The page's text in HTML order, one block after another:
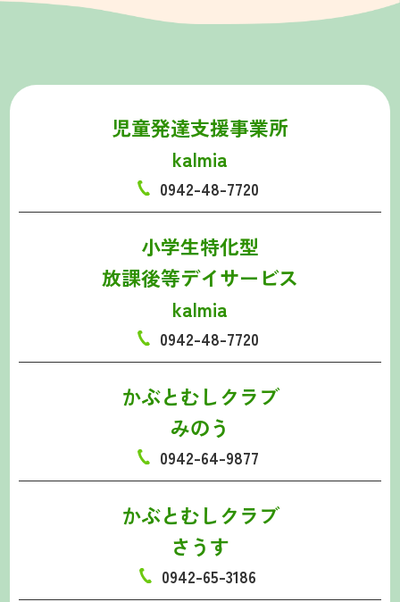
児童発達支援事業所
kalmia
0942-48-7720
小学生特化型
放課後等デイサービス
kalmia
0942-48-7720
かぶとむしクラブ
みのう
0942-64-9877
かぶとむしクラブ
さうす
0942-65-3186